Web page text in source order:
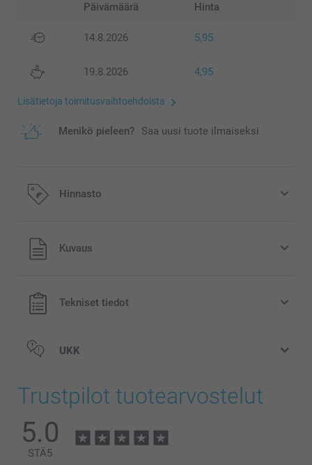
Päivämäärä Hinta
14.8.2026 5,95
19.8.2026 4,95
Lisätietoja toimitusvaihtoehdoista
Menikö pieleen? Saa uusi tuote ilmaiseksi
Hinnasto
Kaikki hinnat ovat euroina, sisältävät arvonlisäveron ja
eivät sisällä postikuluja.
Kuvaus
Tekniset tiedot
UKK
Trustpilot tuotearvostelut
5.0
STÄ5